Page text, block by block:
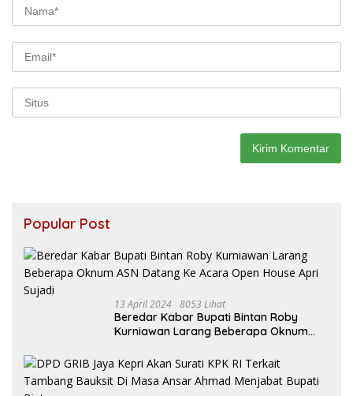
Popular Post
13 April 2024 8053 Lihat
Beredar Kabar Bupati Bintan Roby
Kurniawan Larang Beberapa Oknum
Sujadi